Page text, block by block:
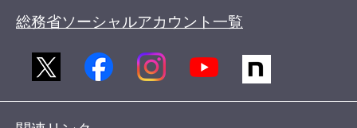
総務省ソーシャルアカウント一覧